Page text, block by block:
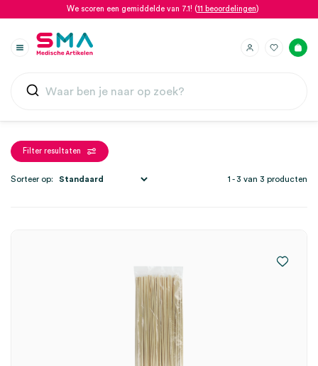
We scoren een gemiddelde van 7.1! (11 beoordelingen)
Filter resultaten
1 - 3 van 3 producten
Sorteer op: